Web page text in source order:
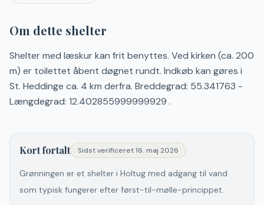
Om dette shelter
Shelter med læskur kan frit benyttes. Ved kirken (ca. 200
m) er toilettet åbent døgnet rundt. Indkøb kan gøres i
St. Heddinge ca. 4 km derfra. Breddegrad: 55.341763 -
Længdegrad: 12.402855999999929 .
Kort fortalt Sidst verificeret16. maj 2026
Grønningen er et shelter i Holtug med adgang til vand
som typisk fungerer efter først-til-mølle-princippet.